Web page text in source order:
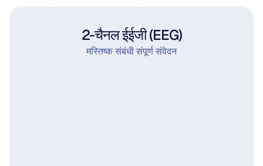
2-चैनल ईईजी (EEG)
मस्तिष्क संबंधी संपूर्ण संवेदन